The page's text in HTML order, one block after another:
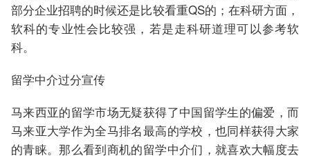
部分企业招聘的时候还是比较看重QS的；在科研方面，
软科的专业性会比较强，若是走科研道理可以参考软
科。
留学中介过分宣传
马来西亚的留学市场无疑获得了中国留学生的偏爱，而
马来亚大学作为全马排名最高的学校，也同样获得大家
的青睐。那么看到商机的留学中介们，就喜欢大幅度去